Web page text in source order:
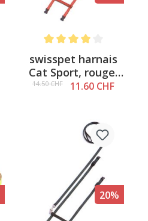
Note moyenne de 4 sur 5
swisspet harnais
Cat Sport, rouge,
10mm/22-36cm
14.50 CHF 11.60 CHF
20%